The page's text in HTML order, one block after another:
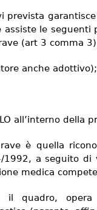
prevista
assiste le seguenti
(art 3 comma
anche adottivo);
all’interno della
è quella
1992, a seguito di
medica
il quadro,